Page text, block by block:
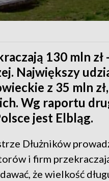
130 mln zł
Największy
z 35 mln
Wg raportu
jest Elbląg.
Dłużników
i firm
że wielkość